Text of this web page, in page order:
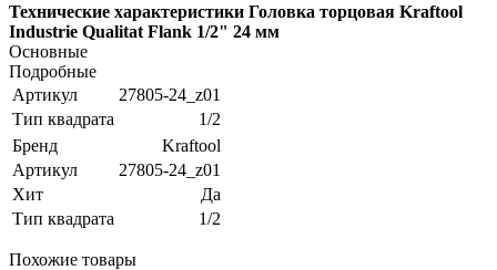
Технические характеристики Головка торцовая Kraftool
Industrie Qualitat Flank 1/2" 24 мм
Основные
Подробные
Артикул
27805-24_z01
Тип квадрата
1/2
Бренд
Kraftool
Артикул
27805-24_z01
Хит
Да
Тип квадрата
1/2
Похожие товары